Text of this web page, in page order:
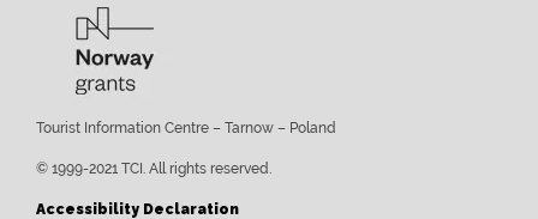
Tourist Information Centre – Tarnow – Poland
© 1999-2021 TCI. All rights reserved.
Accessibility Declaration